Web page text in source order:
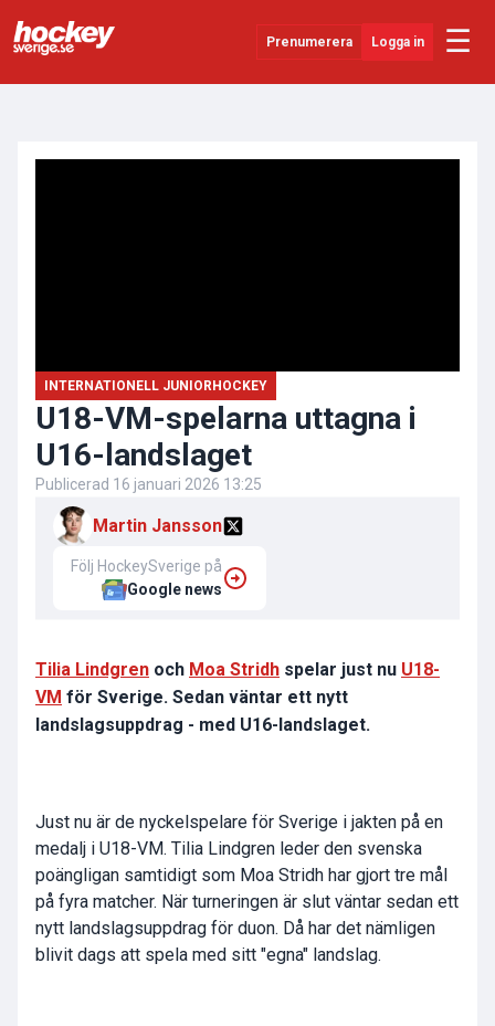
Prenumerera Logga in ☰
INTERNATIONELL JUNIORHOCKEY
U18-VM-spelarna uttagna i
U16-landslaget
Publicerad 16 januari 2026 13:25
Martin Jansson
Följ HockeySverige på
Google news
Tilia Lindgren och Moa Stridh spelar just nu U18-
VM för Sverige. Sedan väntar ett nytt
landslagsuppdrag - med U16-landslaget.
Just nu är de nyckelspelare för Sverige i jakten på en
medalj i U18-VM. Tilia Lindgren leder den svenska
poängligan samtidigt som Moa Stridh har gjort tre mål
på fyra matcher. När turneringen är slut väntar sedan ett
nytt landslagsuppdrag för duon. Då har det nämligen
blivit dags att spela med sitt "egna" landslag.